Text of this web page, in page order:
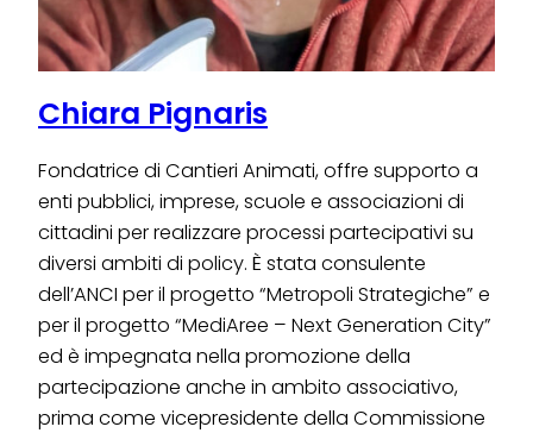
Chiara Pignaris
Fondatrice di Cantieri Animati, offre supporto a
enti pubblici, imprese, scuole e associazioni di
cittadini per realizzare processi partecipativi su
diversi ambiti di policy. È stata consulente
dell’ANCI per il progetto “Metropoli Strategiche” e
per il progetto “MediAree – Next Generation City”
ed è impegnata nella promozione della
partecipazione anche in ambito associativo,
prima come vicepresidente della Commissione